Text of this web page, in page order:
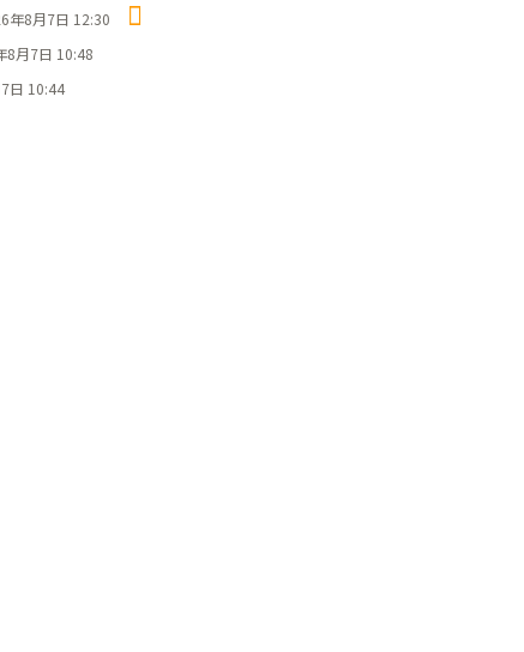
年8月7日 12:30
8月7日 10:48
日 10:44